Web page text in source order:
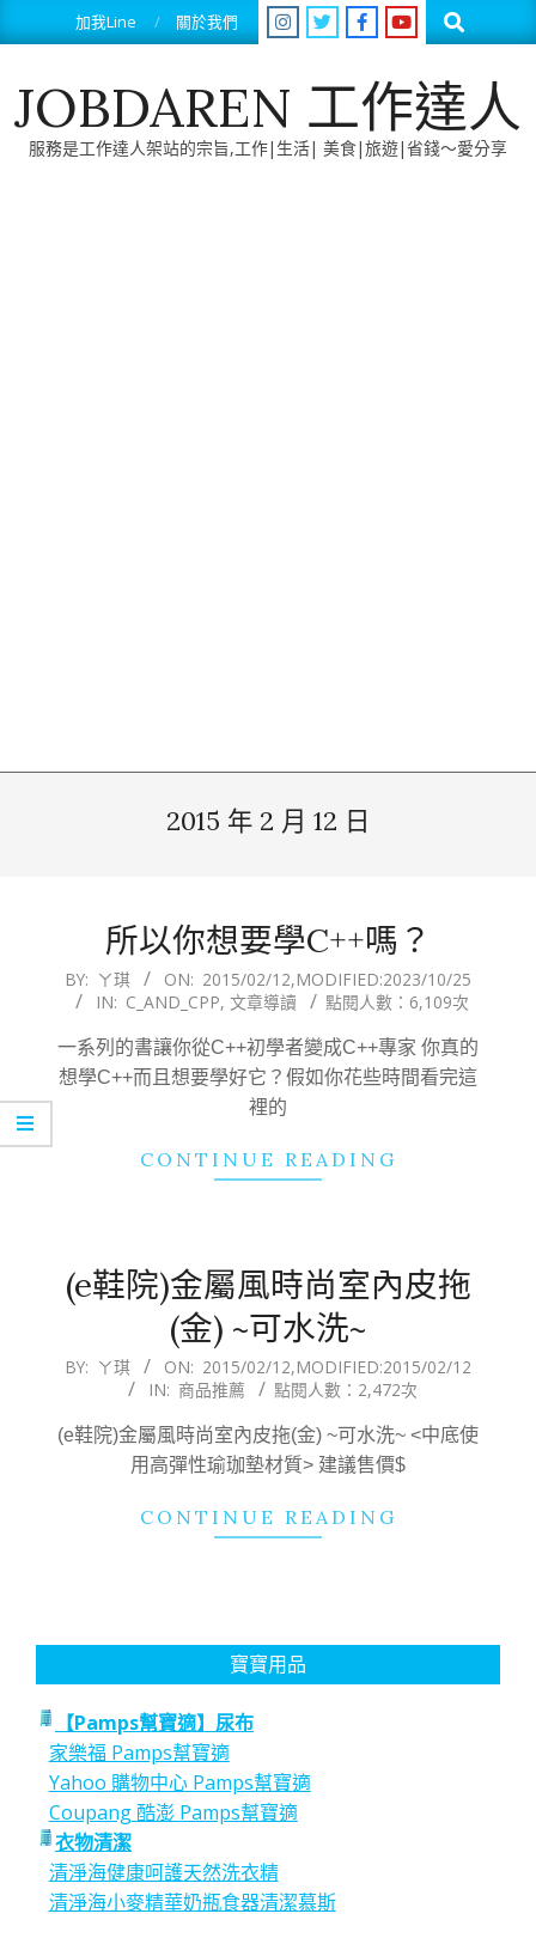
to
加我Line 關於我們 Search
JOBDAREN 工作達人
服務是工作達人架站的宗旨,工作|生活| 美食|旅遊|省錢～愛分享
2015 年 2 月 12 日
所以你想要學C++嗎？
2015-
02-
BY: ㄚ琪 ON: 2015/02/12,MODIFIED:2023/10/25
IN: C_AND_CPP, 文章導讀 點閱人數：6,109次
一系列的書讓你從C++初學者變成C++專家 你真的
想學C++而且想要學好它？假如你花些時間看完這
裡的
CONTINUE READING
(e鞋院)金屬風時尚室內皮拖
(金) ~可水洗~
2015-
12
BY: ㄚ琪 ON: 2015/02/12,MODIFIED:2015/02/12
IN: 商品推薦 點閱人數：2,472次
(e鞋院)金屬風時尚室內皮拖(金) ~可水洗~ <中底使
用高彈性瑜珈墊材質> 建議售價$
CONTINUE READING
寶寶用品
【Pamps幫寶適】尿布
家樂福 Pamps幫寶適
Yahoo 購物中心 Pamps幫寶適
Coupang 酷澎 Pamps幫寶適
衣物清潔
清淨海健康呵護天然洗衣精
清淨海小麥精華奶瓶食器清潔慕斯